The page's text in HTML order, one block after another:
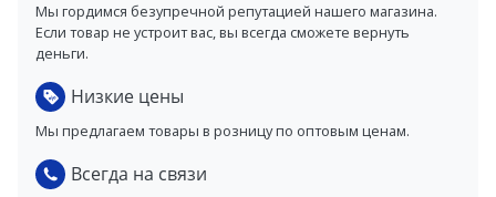
Мы гордимся безупречной репутацией нашего магазина.
Если товар не устроит вас, вы всегда сможете вернуть
деньги.
Низкие цены
Мы предлагаем товары в розницу по оптовым ценам.
Всегда на связи